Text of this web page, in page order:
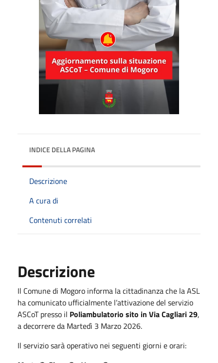
INDICE DELLA PAGINA
Descrizione
A cura di
Contenuti correlati
Descrizione
Il Comune di Mogoro informa la cittadinanza che la ASL
ha comunicato ufficialmente l’attivazione del servizio
ASCoT presso il Poliambulatorio sito in Via Cagliari 29,
a decorrere da Martedì 3 Marzo 2026.
Il servizio sarà operativo nei seguenti giorni e orari: